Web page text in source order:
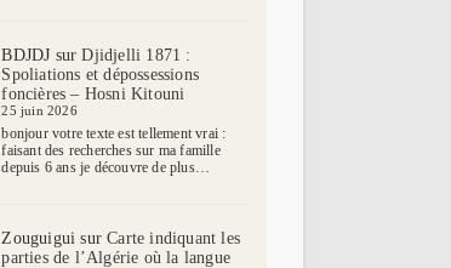
BDJDJ surDjidjelli 1871 :
Spoliations et dépossessions
foncières – Hosni Kitouni
25 juin 2026
bonjour votre texte est tellement vrai :
faisant des recherches sur ma famille
depuis 6 ans je découvre de plus…
Zouguigui surCarte indiquant les
parties de l’Algérie où la langue